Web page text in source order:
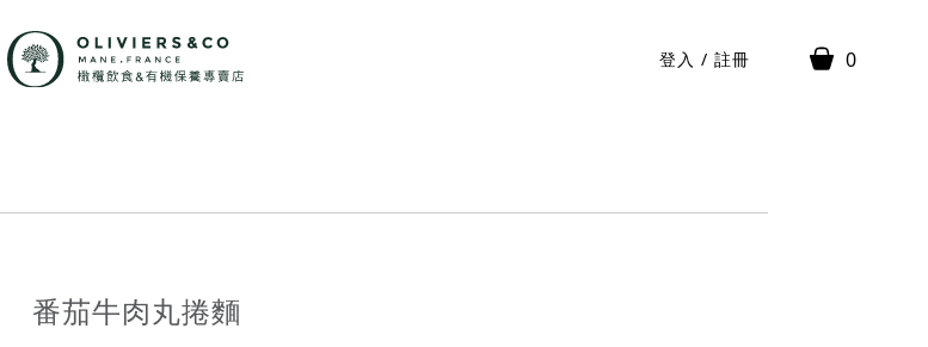
登入 / 註冊 0
番茄牛肉丸捲麵